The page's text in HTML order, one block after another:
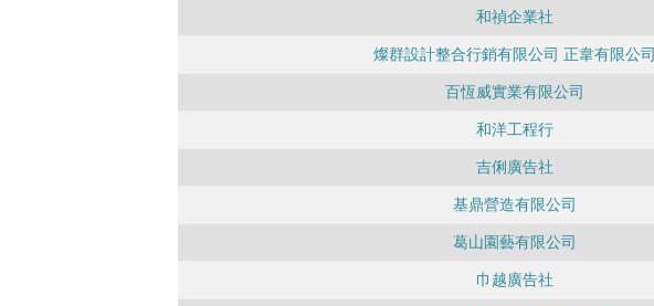
和禎企業社
燦群設計整合行銷有限公司 正韋有限公司
百恆威實業有限公司
和洋工程行
吉俐廣告社
基鼎營造有限公司
葛山園藝有限公司
巾越廣告社